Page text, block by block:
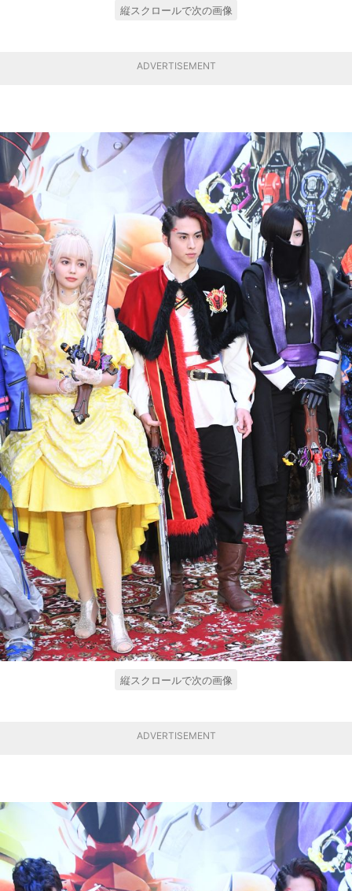
縦スクロールで次の画像
ADVERTISEMENT
縦スクロールで次の画像
ADVERTISEMENT